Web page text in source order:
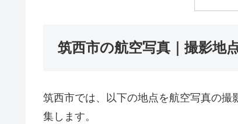
筑西市の航空写真｜撮影地
筑西市では、以下の地点を航空写真の
集します。